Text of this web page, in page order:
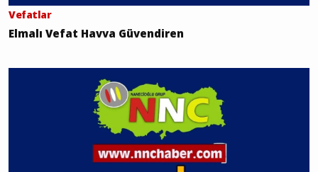
Vefatlar
Elmalı Vefat Havva Güvendiren